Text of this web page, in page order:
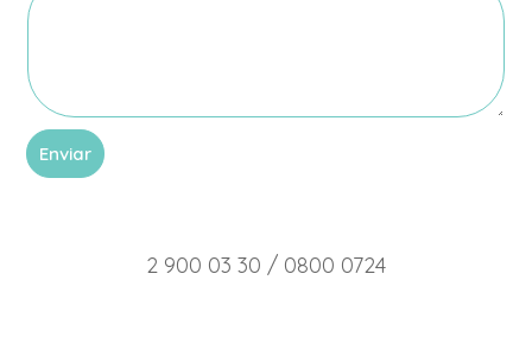
a
Enviar
2 900 03 30 / 0800 0724